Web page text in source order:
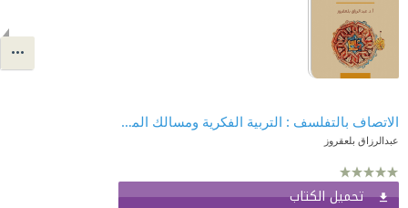
الاتصاف بالتفلسف : التربية الفكرية ومسالك المنهج
عبدالرزاق بلعقروز
تحميل الكتاب